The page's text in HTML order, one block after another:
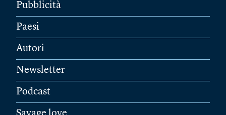
Pubblicità
Paesi
Autori
Newsletter
Podcast